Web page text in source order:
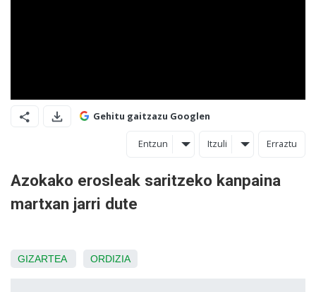
Gehitu gaitzazu Googlen
Entzun Itzuli Erraztu
Azokako erosleak saritzeko kanpaina
martxan jarri dute
GIZARTEA ORDIZIA